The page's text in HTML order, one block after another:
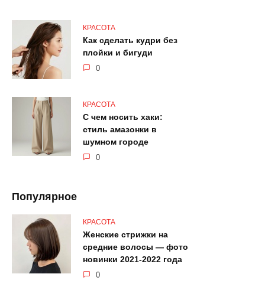
КРАСОТА
Как сделать кудри без
плойки и бигуди
0
КРАСОТА
С чем носить хаки:
стиль амазонки в
шумном городе
0
Популярное
КРАСОТА
Женские стрижки на
средние волосы — фото
новинки 2021-2022 года
0